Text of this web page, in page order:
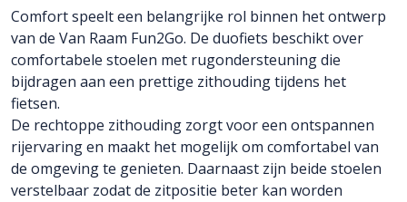
Comfort speelt een belangrijke rol binnen het ontwerp
van de Van Raam Fun2Go. De duofiets beschikt over
comfortabele stoelen met rugondersteuning die
bijdragen aan een prettige zithouding tijdens het
fietsen.
De rechtoppe zithouding zorgt voor een ontspannen
rijervaring en maakt het mogelijk om comfortabel van
de omgeving te genieten. Daarnaast zijn beide stoelen
verstelbaar zodat de zitpositie beter kan worden